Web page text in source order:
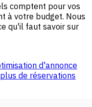
comptent pour vos
à votre budget. Nous
qu'il faut savoir sur
d'annonce
de réservations